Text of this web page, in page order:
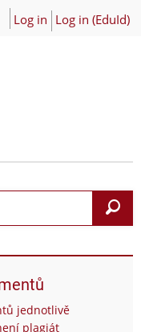
Log in Log in (EduId)
jednotlivě
plagiát